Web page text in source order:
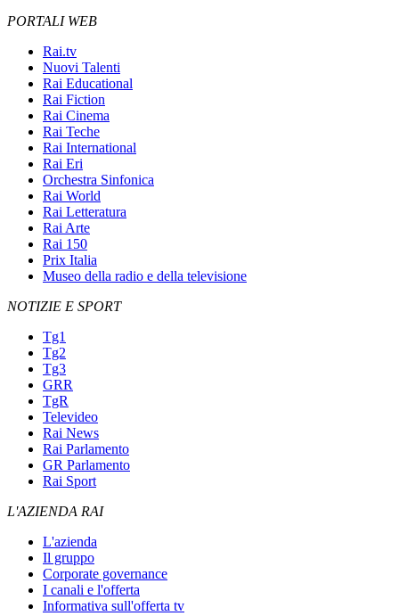
PORTALI WEB
Rai.tv
Nuovi Talenti
Rai Educational
Rai Fiction
Rai Cinema
Rai Teche
Rai International
Rai Eri
Orchestra Sinfonica
Rai World
Rai Letteratura
Rai Arte
Rai 150
Prix Italia
Museo della radio e della televisione
NOTIZIE E SPORT
Tg1
Tg2
Tg3
GRR
TgR
Televideo
Rai News
Rai Parlamento
GR Parlamento
Rai Sport
L'AZIENDA RAI
L'azienda
Il gruppo
Corporate governance
I canali e l'offerta
Informativa sull'offerta tv